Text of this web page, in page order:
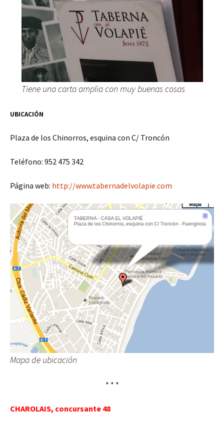
Tiene una carta amplia con muy buenas cosas
UBICACIÓN
Plaza de los Chinorros, esquina con C/ Troncón
Teléfono: 952 475 342
Página web: http://www.tabernadelvolapie.com
Mapa de ubicación
* * *
CHAROLAIS, concursante 48